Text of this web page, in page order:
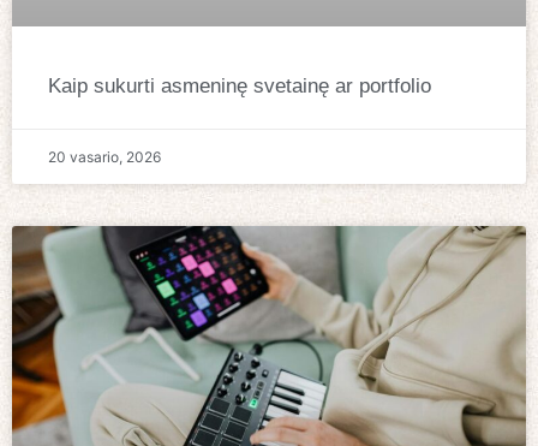
Kaip sukurti asmeninę svetainę ar portfolio
20 vasario, 2026